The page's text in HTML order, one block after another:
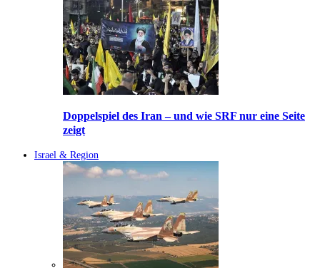
Doppelspiel des Iran – und wie SRF nur eine Seite
zeigt
Israel & Region